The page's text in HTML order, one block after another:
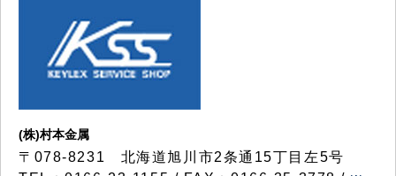
(株)村本金属
〒078-8231 北海道旭川市2条通15丁目左5号